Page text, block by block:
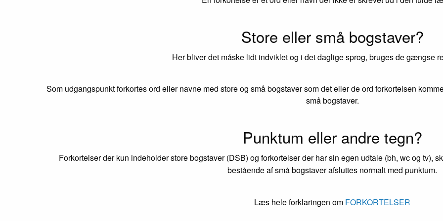
Store eller små bogstaver?
Her bliver det måske lidt indviklet og i det daglige sprog, bruges de gængse
Som udgangspunkt forkortes ord eller navne med store og små bogstaver som det eller de ord forkortelsen
små bogstaver.
Punktum eller andre tegn?
Forkortelser der kun indeholder store bogstaver (DSB) og forkortelser der har sin egen udtale (bh, wc og tv),
bestående af små bogstaver afsluttes normalt med punktum.
Læs hele forklaringen om FORKORTELSER